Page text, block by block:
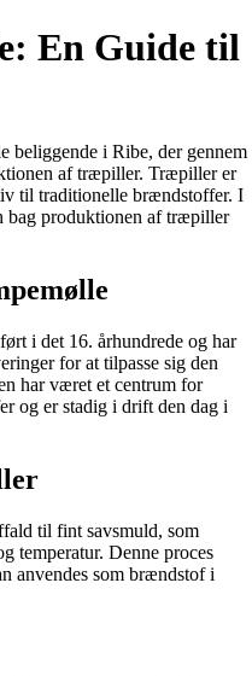
En Guide til
beliggende i Ribe, der gennem
af træpiller. Træpiller er
til traditionelle brændstoffer. I
bag produktionen af træpiller
i det 16. århundrede og har
for at tilpasse sig den
har været et centrum for
og er stadig i drift den dag i
til fint savsmuld, som
temperatur. Denne proces
anvendes som brændstof i